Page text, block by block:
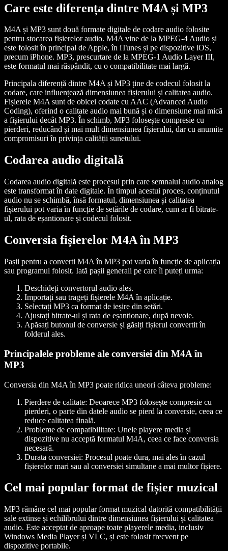
Care este diferența dintre M4A și MP3
M4A și MP3 sunt două formate digitale de codare audio folosite
pentru stocarea fișierelor audio. M4A vine de la MPEG-4 Audio și
este folosit în principal de Apple, în iTunes și pe dispozitive iOS,
precum iPhone. MP3, prescurtare de la MPEG-1 Audio Layer III,
este formatul mai răspândit, cu o compatibilitate mai largă.
Principala diferență dintre M4A și MP3 ține de codecul folosit la
codare, care influențează dimensiunea fișierului și calitatea audio.
Fișierele M4A sunt de obicei codate cu AAC (Advanced Audio
Coding), oferind o calitate audio mai bună și o dimensiune mai mică
a fișierului decât MP3. În schimb, MP3 folosește compresie cu
pierderi, reducând și mai mult dimensiunea fișierului, dar cu anumite
compromisuri în privința calității sunetului.
Codarea audio digitală
Codarea audio digitală este procesul prin care semnalul audio analog
este transformat în date digitale. În timpul acestui proces, conținutul
audio nu se schimbă, însă formatul, dimensiunea și calitatea
fișierului pot varia în funcție de setările de codare, cum ar fi bitrate-
ul, rata de eșantionare și codecul folosit.
Conversia fișierelor M4A în MP3
Pașii pentru a converti M4A în MP3 pot varia în funcție de aplicația
sau programul folosit. Iată pașii generali pe care îi puteți urma:
Deschideți convertorul audio ales.
Importați sau trageți fișierele M4A în aplicație.
Selectați MP3 ca format de ieșire din setări.
Ajustați bitrate-ul și rata de eșantionare, după nevoie.
Apăsați butonul de conversie și găsiți fișierul convertit în
folderul ales.
Principalele probleme ale conversiei din M4A în
MP3
Conversia din M4A în MP3 poate ridica uneori câteva probleme:
Pierdere de calitate: Deoarece MP3 folosește compresie cu
pierderi, o parte din datele audio se pierd la conversie, ceea ce
reduce calitatea finală.
Probleme de compatibilitate: Unele playere media și
dispozitive nu acceptă formatul M4A, ceea ce face conversia
necesară.
Durata conversiei: Procesul poate dura, mai ales în cazul
fișierelor mari sau al conversiei simultane a mai multor fișiere.
Cel mai popular format de fișier muzical
MP3 rămâne cel mai popular format muzical datorită compatibilității
sale extinse și echilibrului dintre dimensiunea fișierului și calitatea
audio. Este acceptat de aproape toate playerele media, inclusiv
Windows Media Player și VLC, și este folosit frecvent pe
dispozitive portabile.